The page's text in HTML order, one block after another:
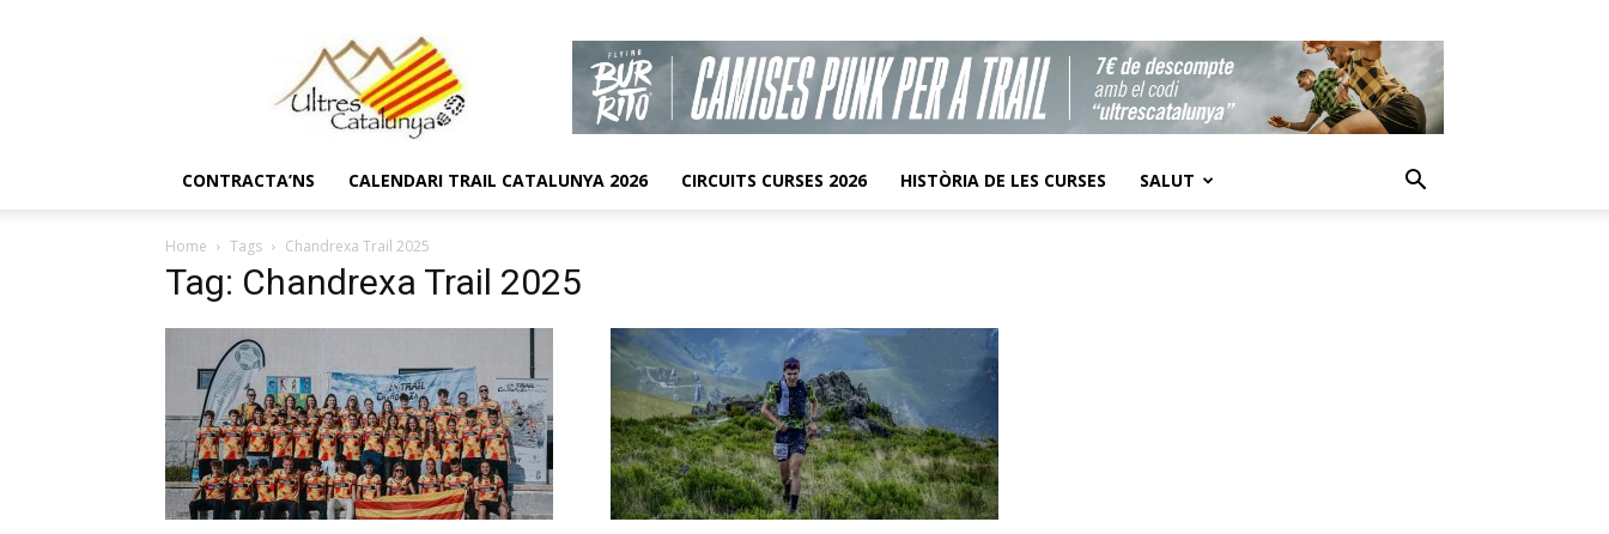
CONTRACTA’NS CALENDARI TRAIL CATALUNYA 2026 CIRCUITS CURSES 2026 HISTÒRIA DE LES CURSES SALUT
Home Tags Chandrexa Trail 2025
Tag: Chandrexa Trail 2025